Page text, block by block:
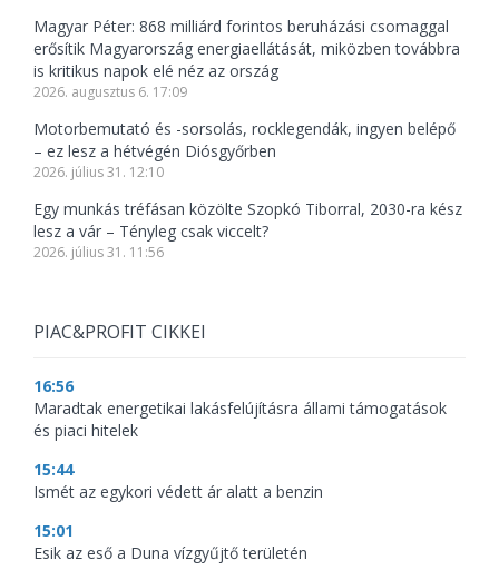
Magyar Péter: 868 milliárd forintos beruházási csomaggal
erősítik Magyarország energiaellátását, miközben továbbra
is kritikus napok elé néz az ország
2026. augusztus 6. 17:09
Motorbemutató és -sorsolás, rocklegendák, ingyen belépő
– ez lesz a hétvégén Diósgyőrben
2026. július 31. 12:10
Egy munkás tréfásan közölte Szopkó Tiborral, 2030-ra kész
lesz a vár – Tényleg csak viccelt?
2026. július 31. 11:56
PIAC&PROFIT CIKKEI
16:56
Maradtak energetikai lakásfelújításra állami támogatások
és piaci hitelek
15:44
Ismét az egykori védett ár alatt a benzin
15:01
Esik az eső a Duna vízgyűjtő területén